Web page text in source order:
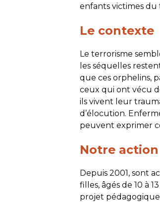
enfants victimes du
Le contexte
Le terrorisme
les séquelles
que ces orphelins,
ceux qui ont vécu
ils vivent leur
d’élocution.
peuvent exprimer
Notre action
Depuis 2001, sont
filles, âgés de 10 à
projet